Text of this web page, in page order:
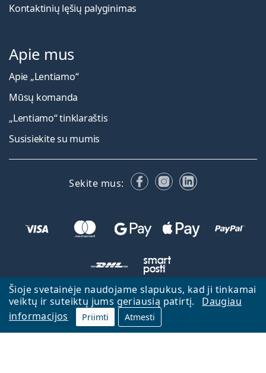
Šioje svetainėje naudojame slapukus, kad ji tinkamai
veiktų ir suteiktų jums geriausią patirtį.
Daugiau
informacijos
Priimti Atmesti
Kontaktinių lęšių palyginimas
Apie mus
Apie „Lentiamo“
Mūsų komanda
„Lentiamo“ tinklaraštis
Susisiekite su mumis
Sekite mus: FacebookInstagram
LinkedIn
Atgal į pagrindinį puslapį
Eiti aukštyn
Lentiamo.lt priklauso ir yra valdoma Lentiamo s.r.o., Čekija
Veikiame jau 18 metų